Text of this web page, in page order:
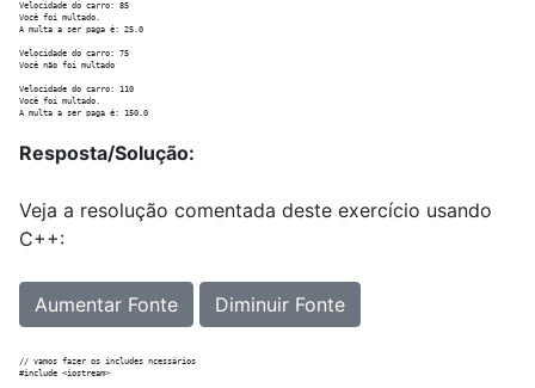
Velocidade do carro: 85
Você foi multado.
A multa a ser paga é: 25.0
Velocidade do carro: 75
Você não foi multado
Velocidade do carro: 110
Você foi multado.
Resposta/Solução:
Veja a resolução comentada deste exercício usando
C++:
Aumentar Fonte Diminuir Fonte
// vamos fazer os includes ncessários
#include <iostream>